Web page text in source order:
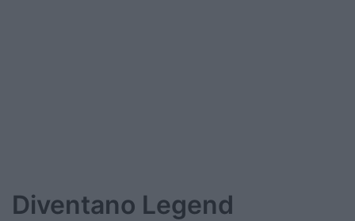
Diventano Legend